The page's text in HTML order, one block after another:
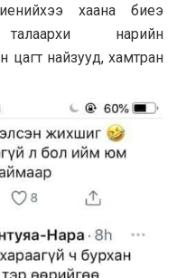
хаана биeэ
нарийн
цагт найзууд, хамтран